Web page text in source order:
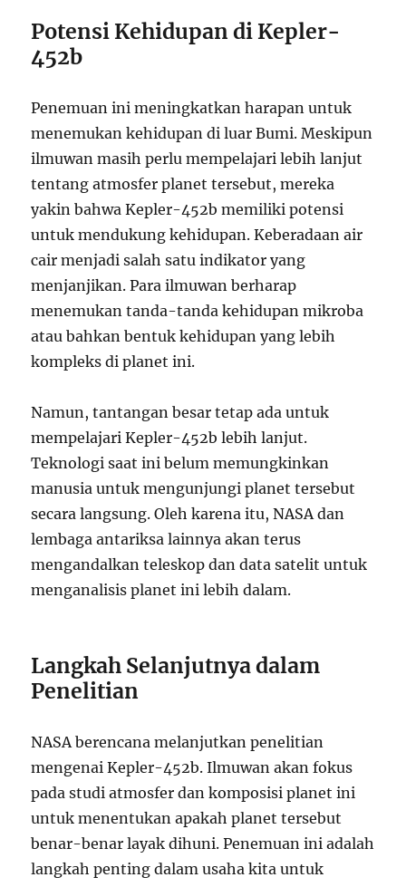
Potensi Kehidupan di Kepler-
452b
Penemuan ini meningkatkan harapan untuk
menemukan kehidupan di luar Bumi. Meskipun
ilmuwan masih perlu mempelajari lebih lanjut
tentang atmosfer planet tersebut, mereka
yakin bahwa Kepler-452b memiliki potensi
untuk mendukung kehidupan. Keberadaan air
cair menjadi salah satu indikator yang
menjanjikan. Para ilmuwan berharap
menemukan tanda-tanda kehidupan mikroba
atau bahkan bentuk kehidupan yang lebih
kompleks di planet ini.
Namun, tantangan besar tetap ada untuk
mempelajari Kepler-452b lebih lanjut.
Teknologi saat ini belum memungkinkan
manusia untuk mengunjungi planet tersebut
secara langsung. Oleh karena itu, NASA dan
lembaga antariksa lainnya akan terus
mengandalkan teleskop dan data satelit untuk
menganalisis planet ini lebih dalam.
Langkah Selanjutnya dalam
Penelitian
NASA berencana melanjutkan penelitian
mengenai Kepler-452b. Ilmuwan akan fokus
pada studi atmosfer dan komposisi planet ini
untuk menentukan apakah planet tersebut
benar-benar layak dihuni. Penemuan ini adalah
langkah penting dalam usaha kita untuk